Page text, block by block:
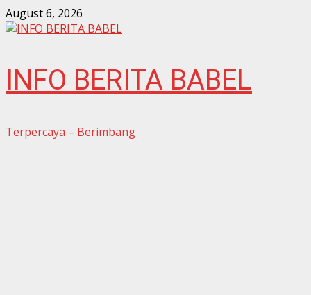
Skip
to
August 6, 2026
INFO BERITA BABEL
Terpercaya – Berimbang